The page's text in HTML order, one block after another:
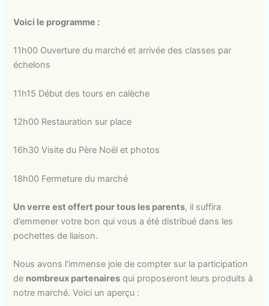
Voici le programme :
11h00 Ouverture du marché et arrivée des classes par
échelons
11h15 Début des tours en calèche
12h00 Restauration sur place
16h30 Visite du Père Noël et photos
18h00 Fermeture du marché
Un verre est offert pour tous les parents, il suffira
d’emmener votre bon qui vous a été distribué dans les
pochettes de liaison.
Nous avons l’immense joie de compter sur la participation
de nombreux partenaires qui proposeront leurs produits à
notre marché. Voici un aperçu :